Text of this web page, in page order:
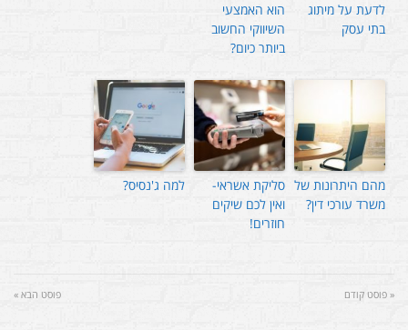
לדעת על מיתוג
בתי עסק
הוא האמצעי
השיווקי החשוב
ביותר כיום?
מהם היתרונות של
משרד עורכי דין?
סליקת אשראי-
ואין לכם שיקים
חוזרים!
למה ג'נסיס?
« פוסט קודם פוסט הבא »